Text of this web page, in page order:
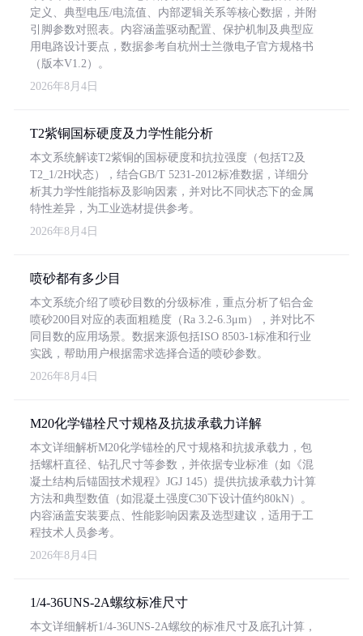
定义、典型电压/电流值、内部逻辑关系等核心数据，并附
引脚参数对照表。内容涵盖驱动配置、保护机制及典型应
用电路设计要点，数据参考自杭州士兰微电子官方规格书
（版本V1.2）。
2026年8月4日
T2紫铜国标硬度及力学性能分析
本文系统解读T2紫铜的国标硬度和抗拉强度（包括T2及
T2_1/2H状态），结合GB/T 5231-2012标准数据，详细分
析其力学性能指标及影响因素，并对比不同状态下的金属
特性差异，为工业选材提供参考。
2026年8月4日
喷砂都有多少目
本文系统介绍了喷砂目数的分级标准，重点分析了铝合金
喷砂200目对应的表面粗糙度（Ra 3.2-6.3μm），并对比不
同目数的应用场景。数据来源包括ISO 8503-1标准和行业
实践，帮助用户根据需求选择合适的喷砂参数。
2026年8月4日
M20化学锚栓尺寸规格及抗拔承载力详解
本文详细解析M20化学锚栓的尺寸规格和抗拔承载力，包
括螺杆直径、钻孔尺寸等参数，并依据专业标准（如《混
凝土结构后锚固技术规程》JGJ 145）提供抗拔承载力计算
方法和典型数值（如混凝土强度C30下设计值约80kN）。
内容涵盖安装要点、性能影响因素及选型建议，适用于工
程技术人员参考。
2026年8月4日
1/4-36UNS-2A螺纹标准尺寸
本文详细解析1/4-36UNS-2A螺纹的标准尺寸及底孔计算，